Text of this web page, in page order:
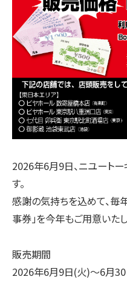
2026年6月9日、ニユート
す。
感謝の気持ちを込めて、毎
事券」を今年もご用意いたし
販売期間
2026年6月9日(火)～6月